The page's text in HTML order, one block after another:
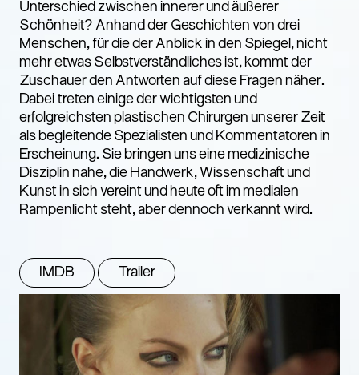
Unterschied zwischen innerer und äußerer
Schönheit? Anhand der Geschichten von drei
Menschen, für die der Anblick in den Spiegel, nicht
mehr etwas Selbstverständliches ist, kommt der
Zuschauer den Antworten auf diese Fragen näher.
Dabei treten einige der wichtigsten und
erfolgreichsten plastischen Chirurgen unserer Zeit
als begleitende Spezialisten und Kommentatoren in
Erscheinung. Sie bringen uns eine medizinische
Disziplin nahe, die Handwerk, Wissenschaft und
Kunst in sich vereint und heute oft im medialen
Rampenlicht steht, aber dennoch verkannt wird.
IMDB Trailer